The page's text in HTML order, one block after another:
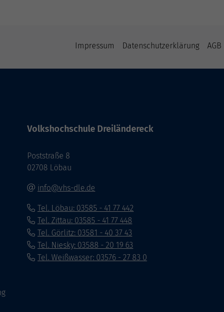
Impressum Datenschutzerklärung AGB
Volkshochschule Dreiländereck
Poststraße 8
02708 Löbau
info@vhs-dle.de
Tel. Löbau: 03585 - 41 77 442
Tel. Zittau: 03585 - 41 77 448
Tel. Görlitz: 03581 - 40 37 43
Tel. Niesky: 03588 - 20 19 63
Tel. Weißwasser: 03576 - 27 83 0